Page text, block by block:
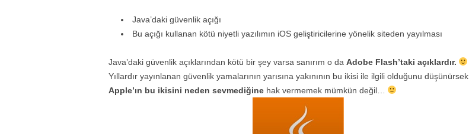
Java’daki güvenlik açığı
Bu açığı kullanan kötü niyetli yazılımın iOS geliştiricilerine yönelik siteden yayılması
Java’daki güvenlik açıklarından kötü bir şey varsa sanırım o da Adobe Flash’taki açıklardır.
Yıllardır yayınlanan güvenlik yamalarının yarısına yakınının bu ikisi ile ilgili olduğunu düşünürsek
Apple’ın bu ikisini neden sevmediğinehak vermemek mümkün değil…